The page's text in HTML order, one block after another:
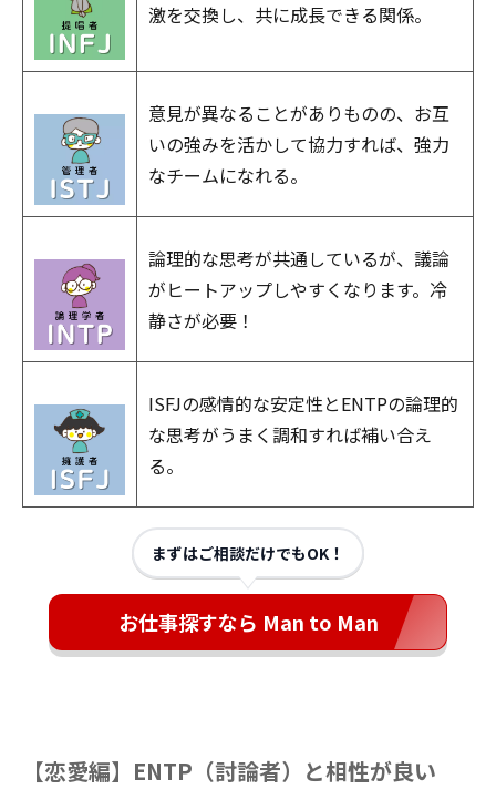
激を交換し、共に成長できる関係。
意見が異なることがありものの、お互
いの強みを活かして協力すれば、強力
なチームになれる。
論理的な思考が共通しているが、議論
がヒートアップしやすくなります。冷
静さが必要！
ISFJの感情的な安定性とENTPの論理的
な思考がうまく調和すれば補い合え
る。
まずはご相談だけでもOK！
お仕事探すなら Man to Man
【恋愛編】ENTP（討論者）と相性が良い